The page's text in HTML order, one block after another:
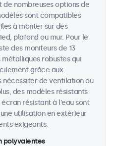
nombreuses options de
sont compatibles
à monter sur des
plafond ou mur. Pour le
des moniteurs de 13
robustes qui
grâce aux
nécessiter de ventilation ou
des modèles résistants
résistant à l'eau sont
utilisation en extérieur
exigeants.
polyvalentes